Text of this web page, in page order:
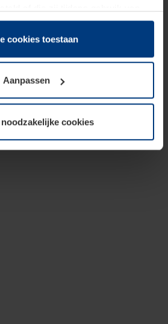
verzameld.
recht om cookies op uw
vereist is. Voor alle andere
toestemming benodigd. Uw
elk moment bij de uitleg van de
cookies toestaan
Aanpassen
cookies